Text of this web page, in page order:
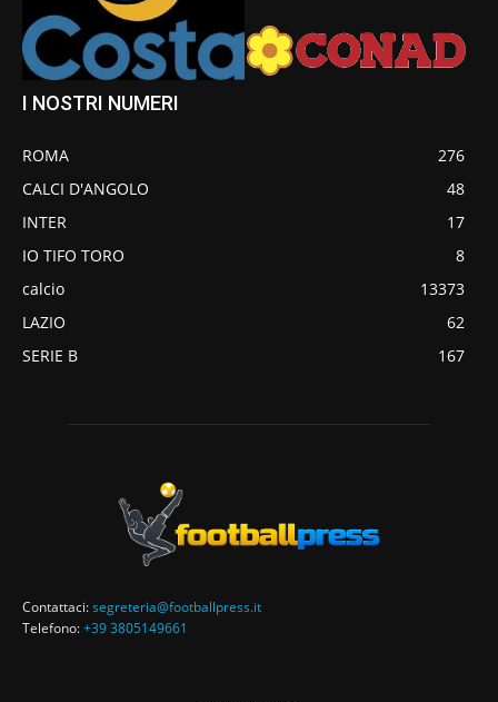
I NOSTRI NUMERI
ROMA
276
CALCI D'ANGOLO
48
INTER
17
IO TIFO TORO
8
calcio
13373
LAZIO
62
SERIE B
167
Contattaci:segreteria@footballpress.it
Telefono:+39 3805149661